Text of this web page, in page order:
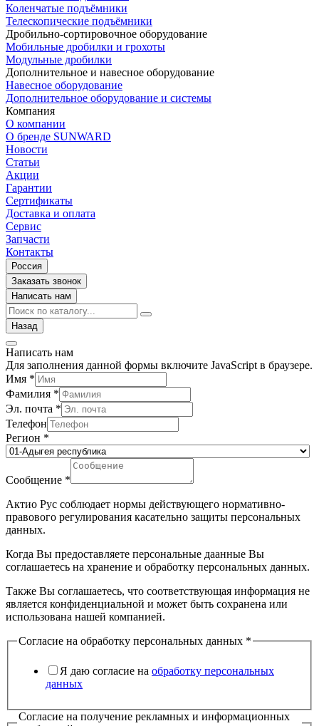
Коленчатые подъёмники
Телескопические подъёмники
Дробильно-сортировочное оборудование
Мобильные дробилки и грохоты
Модульные дробилки
Дополнительное и навесное оборудование
Навесное оборудование
Дополнительное оборудование и системы
Компания
О компании
О бренде SUNWARD
Новости
Статьи
Акции
Гарантии
Сертификаты
Доставка и оплата
Сервис
Запчасти
Контакты
Россия
Заказать звонок
Написать нам
Назад
Написать нам
Для заполнения данной формы включите JavaScript в браузере.
Имя *
Фамилия *
Эл. почта *
Телефон
Регион *
Сообщение *
Актио Рус соблюдает нормы действующего нормативно-
правового регулирования касательно защиты персональных
данных.
Когда Вы предоставляете персональные даанные Вы
соглашаетесь на хранение и обработку персональных данных.
Также Вы соглашаетесь, что соответствующая информация не
является конфиденциальной и может быть сохранена или
использована нашей компанией.
Согласие на обработку персональных данных *
Я даю согласие на обработку персональных
данных
Согласие на получение рекламных и информационных